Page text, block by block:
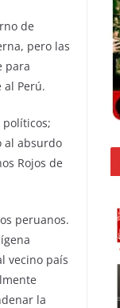
de
pero las
para
Perú.
al absurdo
Rojos de
peruanos.
vecino país
la